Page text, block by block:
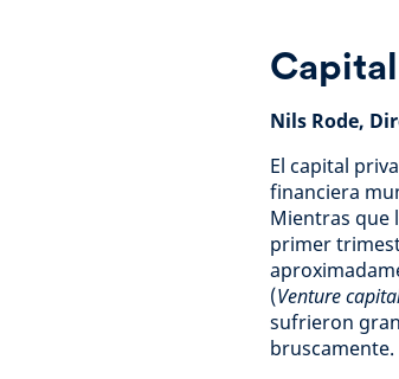
Nils Rode,
El capital
financiera
Mientras que
primer
(Venture
sufrieron
bruscamente.